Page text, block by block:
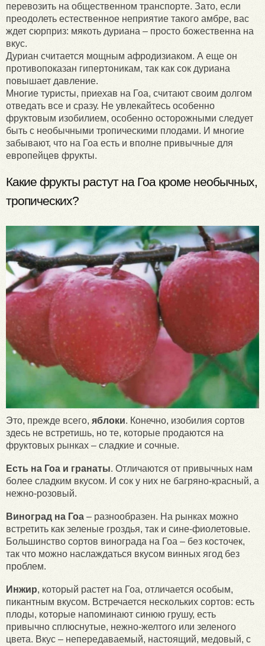
перевозить на общественном транспорте. Зато, если
преодолеть естественное неприятие такого амбре, вас
ждет сюрприз: мякоть дуриана – просто божественна на
вкус.
Дуриан считается мощным афродизиаком. А еще он
противопоказан гипертоникам, так как сок дуриана
повышает давление.
Многие туристы, приехав на Гоа, считают своим долгом
отведать все и сразу. Не увлекайтесь особенно
фруктовым изобилием, особенно осторожными следует
быть с необычными тропическими плодами. И многие
забывают, что на Гоа есть и вполне привычные для
европейцев фрукты.
Какие фрукты растут на Гоа кроме необычных,
тропических?
Это, прежде всего, яблоки. Конечно, изобилия сортов
здесь не встретишь, но те, которые продаются на
фруктовых рынках – сладкие и сочные.
Есть на Гоа и гранаты. Отличаются от привычных нам
более сладким вкусом. И сок у них не багряно-красный, а
нежно-розовый.
Виноград на Гоа – разнообразен. На рынках можно
встретить как зеленые гроздья, так и сине-фиолетовые.
Большинство сортов винограда на Гоа – без косточек,
так что можно наслаждаться вкусом винных ягод без
проблем.
Инжир, который растет на Гоа, отличается особым,
пикантным вкусом. Встречается нескольких сортов: есть
плоды, которые напоминают синюю грушу, есть
привычно сплюснутые, нежно-желтого или зеленого
цвета. Вкус – непередаваемый, настоящий, медовый, с